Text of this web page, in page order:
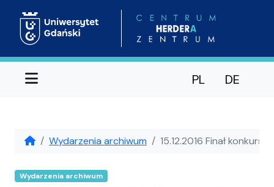
Menu PL DE
Wydarzenia archiwum 15.12.2016 Finał
Wydarzenia archiwum